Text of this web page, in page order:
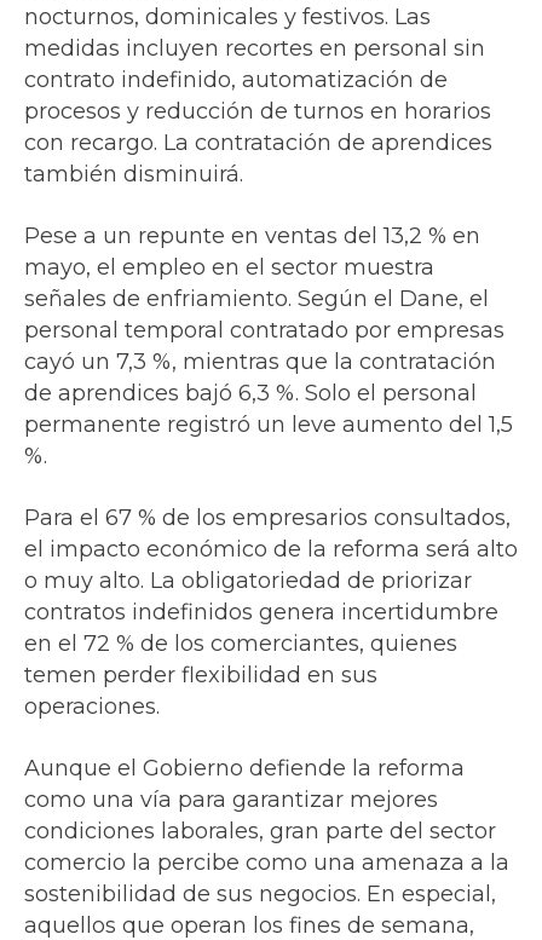
nocturnos, dominicales y festivos. Las
medidas incluyen recortes en personal sin
contrato indefinido, automatización de
procesos y reducción de turnos en horarios
con recargo. La contratación de aprendices
también disminuirá.
Pese a un repunte en ventas del 13,2 % en
mayo, el empleo en el sector muestra
señales de enfriamiento. Según el Dane, el
personal temporal contratado por empresas
cayó un 7,3 %, mientras que la contratación
de aprendices bajó 6,3 %. Solo el personal
permanente registró un leve aumento del 1,5
%.
Para el 67 % de los empresarios consultados,
el impacto económico de la reforma será alto
o muy alto. La obligatoriedad de priorizar
contratos indefinidos genera incertidumbre
en el 72 % de los comerciantes, quienes
temen perder flexibilidad en sus
operaciones.
Aunque el Gobierno defiende la reforma
como una vía para garantizar mejores
condiciones laborales, gran parte del sector
comercio la percibe como una amenaza a la
sostenibilidad de sus negocios. En especial,
aquellos que operan los fines de semana,